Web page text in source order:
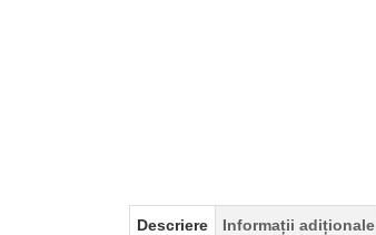
Descriere Informații adiționale